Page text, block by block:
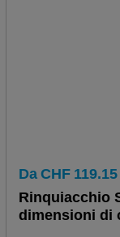
Da CHF 119.15
Rinquiacchio
dimensioni di